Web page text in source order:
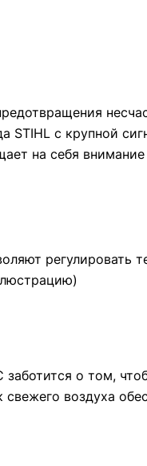
с крупной
на себя
регулировать
о том,
воздуха